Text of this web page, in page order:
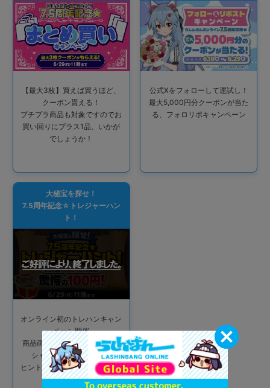
【最大3枚】買えば買うほど、
クーポン貰える！
プチプラ商品も対象ですのでお
買い回りにプラス1品、いかが
でしょうか！
公式Xをフォローして運試し！
最大5,000円分クーポンが当た
る、フォロリポキャンペーン
大秘宝を探せ！
7.5周年記念☆トレジャーハン
ト！
オンライン初のトレハンキャン
ペーン開催
商品画像の2枚目に隠れたスペ
シャルクーポンを探せ！
ヒントは特設ページをチェック
☆